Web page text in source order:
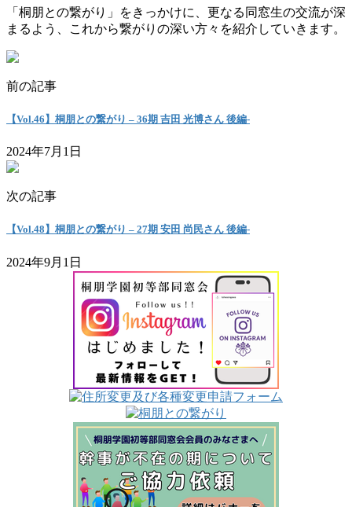
「桐朋との繋がり」をきっかけに、更なる同窓生の交流が深
まるよう、これから繋がりの深い方々を紹介していきます。
前の記事
【Vol.46】桐朋との繋がり – 36期 吉田 光博さん 後編-
2024年7月1日
次の記事
【Vol.48】桐朋との繋がり – 27期 安田 尚民さん 後編-
2024年9月1日